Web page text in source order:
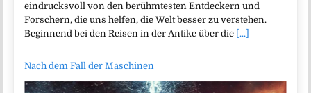
eindrucksvoll von den berühmtesten Entdeckern und
Forschern, die uns helfen, die Welt besser zu verstehen.
Beginnend bei den Reisen in der Antike über die [...]
Nach dem Fall der Maschinen